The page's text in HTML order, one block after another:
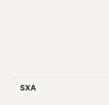
SXA